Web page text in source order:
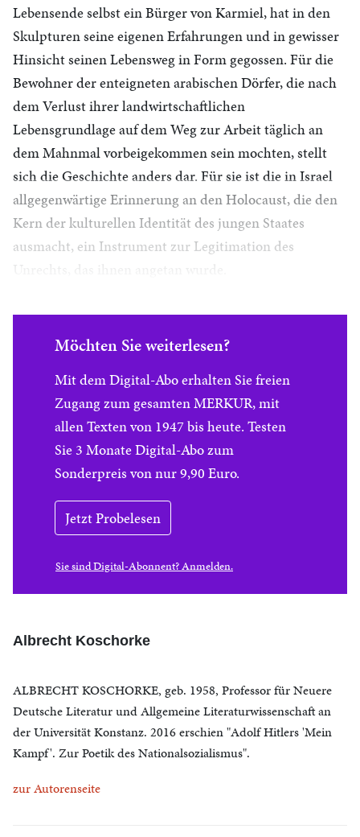
Lebensende selbst ein Bürger von Karmiel, hat in den
Skulpturen seine eigenen Erfahrungen und in gewisser
Hinsicht seinen Lebensweg in Form gegossen. Für die
Bewohner der enteigneten arabischen Dörfer, die nach
dem Verlust ihrer landwirtschaftlichen
Lebensgrundlage auf dem Weg zur Arbeit täglich an
dem Mahnmal vorbeigekommen sein mochten, stellt
sich die Geschichte anders dar. Für sie ist die in Israel
allgegenwärtige Erinnerung an den Holocaust, die den
Kern der kulturellen Identität des jungen Staates
ausmacht, ein Instrument zur Legitimation des
Möchten Sie weiterlesen?
Mit dem Digital-Abo erhalten Sie freien
Zugang zum gesamten MERKUR, mit
allen Texten von 1947 bis heute. Testen
Sie 3 Monate Digital-Abo zum
Sonderpreis von nur 9,90 Euro.
Jetzt Probelesen
Sie sind Digital-Abonnent? Anmelden.
Albrecht Koschorke
ALBRECHT KOSCHORKE, geb. 1958, Professor für Neuere
Deutsche Literatur und Allgemeine Literaturwissenschaft an
der Universität Konstanz. 2016 erschien "Adolf Hitlers 'Mein
Kampf'. Zur Poetik des Nationalsozialismus".
zur Autorenseite